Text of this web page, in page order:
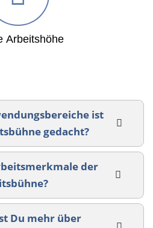
Lösungen
Lösungen
Lifestyle
Kontakt
schließen
Arbeitshöhe
ist
gedacht?
der
Du mehr über